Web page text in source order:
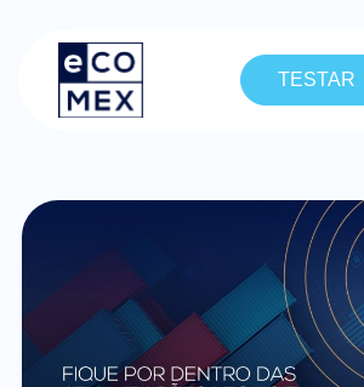
TESTAR